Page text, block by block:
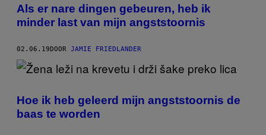
Als er nare dingen gebeuren, heb ik
minder last van mijn angststoornis
02.06.19DOOR JAMIE FRIEDLANDER
Hoe ik heb geleerd mijn angststoornis de
baas te worden